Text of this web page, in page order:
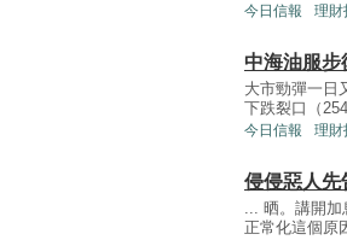
今日信報 理財
中海油服步
大市勁彈一日
下跌裂口（
今日信報 理財
侵侵惡人先
... 晒。講開加
正常化這個原